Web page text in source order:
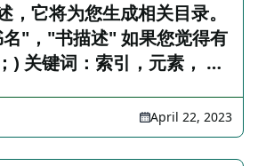
，它将为您生成相关目录。
"，"书描述" 如果您觉得有
) 关键词：索引，元素， …
April 22, 2023